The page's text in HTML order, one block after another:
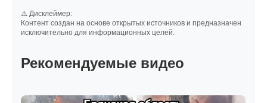
⚠️ Дисклеймер:
Контент создан на основе открытых источников и предназначен
исключительно для информационных целей.
Рекомендуемые видео